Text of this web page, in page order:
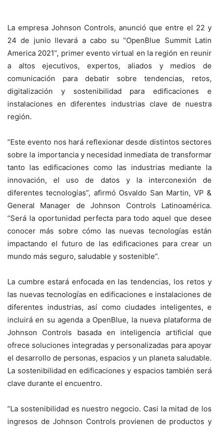
La empresa Johnson Controls, anunció que entre el 22 y
24 de junio llevará a cabo su “OpenBlue Summit Latin
America 2021”, primer evento virtual en la región en reunir
a altos ejecutivos, expertos, aliados y medios de
comunicación para debatir sobre tendencias, retos,
digitalización y sostenibilidad para edificaciones e
instalaciones en diferentes industrias clave de nuestra
región.
“Este evento nos hará reflexionar desde distintos sectores
sobre la importancia y necesidad inmediata de transformar
tanto las edificaciones como las industrias mediante la
innovación, el uso de datos y la interconexión de
diferentes tecnologías”, afirmó Osvaldo San Martin, VP &
General Manager de Johnson Controls Latinoamérica.
“Será la oportunidad perfecta para todo aquel que desee
conocer más sobre cómo las nuevas tecnologías están
impactando el futuro de las edificaciones para crear un
mundo más seguro, saludable y sostenible”.
La cumbre estará enfocada en las tendencias, los retos y
las nuevas tecnologías en edificaciones e instalaciones de
diferentes industrias, así como ciudades inteligentes, e
incluirá en su agenda a OpenBlue, la nueva plataforma de
Johnson Controls basada en inteligencia artificial que
ofrece soluciones integradas y personalizadas para apoyar
el desarrollo de personas, espacios y un planeta saludable.
La sostenibilidad en edificaciones y espacios también será
clave durante el encuentro.
“La sostenibilidad es nuestro negocio. Casi la mitad de los
ingresos de Johnson Controls provienen de productos y